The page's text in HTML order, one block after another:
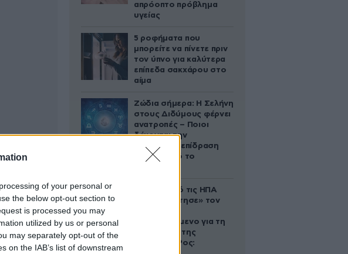
of your personal or
the below opt-out section to
is processed you may
utilized by us or personal
may separately opt-out of the
on the IAB’s list of downstream
απρόοπτο πρόβλημα
υγείας
5 ροφήματα που
μπορείτε να πίνετε πριν
τον ύπνο για καλύτερα
επίπεδα σακχάρου στο
αίμα
Ζώδια σήμερα: Η Σελήνη
στους Διδύμους φέρνει
ανατροπές – Ποιοι
δέχονται την
ευεργετική επίδραση
του Δία από το
Ζευγάρι από τις ΗΠΑ
που «υιοθέτησε» τον
κατηγορούμενο για τη
δολοφονία της
Ελίζαμπεθ Ρος: